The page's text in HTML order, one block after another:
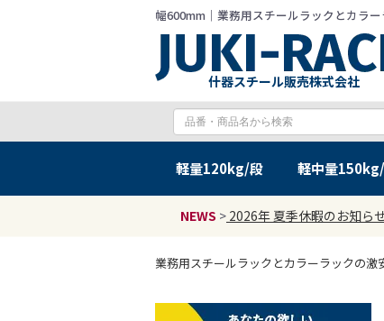
幅600mm｜業務用スチールラックとカラ
什器スチール販売株式会社
軽量120kg/段 軽中量
NEWS > 2026年 夏季休暇のお知ら
業務用スチールラックとカラーラックの激